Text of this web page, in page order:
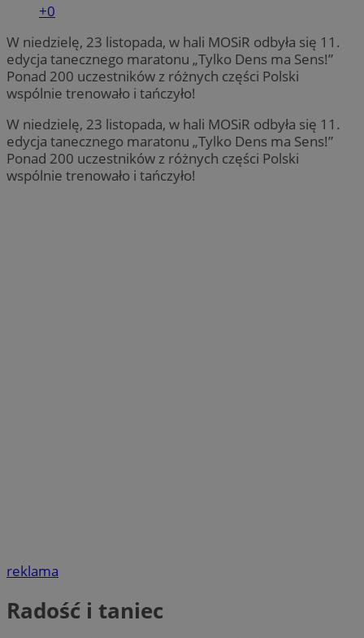
+0
W niedzielę, 23 listopada, w hali MOSiR odbyła się 11.
edycja tanecznego maratonu „Tylko Dens ma Sens!”
Ponad 200 uczestników z różnych części Polski
wspólnie trenowało i tańczyło!
W niedzielę, 23 listopada, w hali MOSiR odbyła się 11.
edycja tanecznego maratonu „Tylko Dens ma Sens!”
Ponad 200 uczestników z różnych części Polski
wspólnie trenowało i tańczyło!
reklama
Radość i taniec